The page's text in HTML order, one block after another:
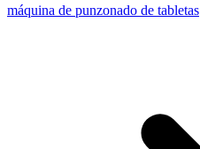
máquina de punzonado de tabletas